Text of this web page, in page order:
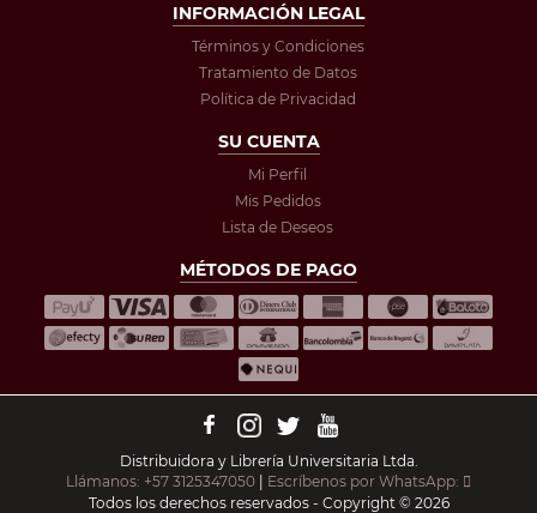
INFORMACIÓN LEGAL
Términos y Condiciones
Tratamiento de Datos
Política de Privacidad
SU CUENTA
Mi Perfil
Mis Pedidos
Lista de Deseos
MÉTODOS DE PAGO
Distribuidora y Librería Universitaria Ltda.
Llámanos: +57 3125347050 | Escríbenos por WhatsApp:
Todos los derechos reservados - Copyright © 2026